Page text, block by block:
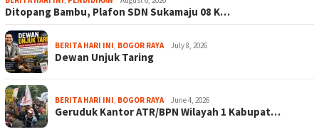
Ditopang Bambu, Plafon SDN Sukamaju 08 K…
BERITA HARI INI, BOGOR RAYA July 8, 2026
Dewan Unjuk Taring
BERITA HARI INI, BOGOR RAYA June 4, 2026
Geruduk Kantor ATR/BPN Wilayah 1 Kabupat…